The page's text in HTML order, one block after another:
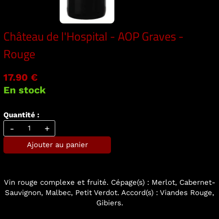
Château de l'Hospital - AOP Graves -
Rouge
17.90 €
En stock
Quantité :
- +
Ajouter au panier
Vin rouge complexe et fruité. Cépage(s) : Merlot, Cabernet-
Sauvignon, Malbec, Petit Verdot. Accord(s) : Viandes Rouge,
Gibiers.